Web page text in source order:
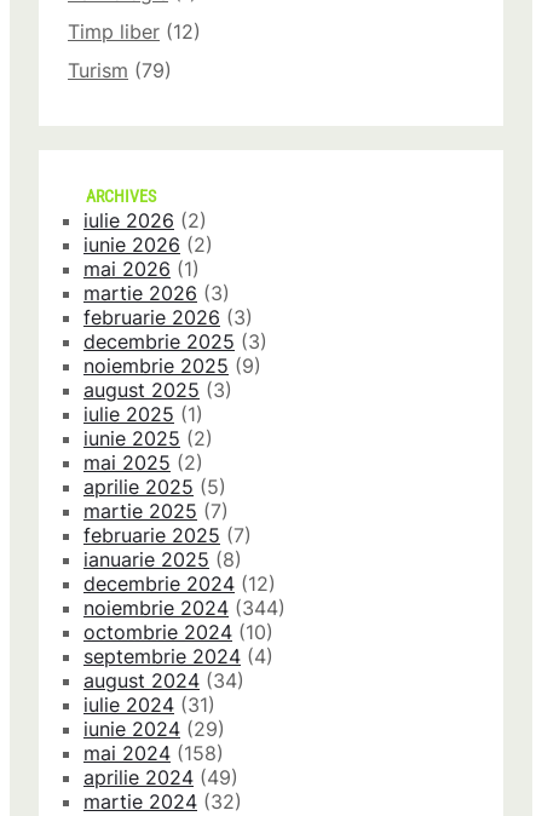
Timp liber (12)
Turism (79)
ARCHIVES
iulie 2026 (2)
iunie 2026 (2)
mai 2026 (1)
martie 2026 (3)
februarie 2026 (3)
decembrie 2025 (3)
noiembrie 2025 (9)
august 2025 (3)
iulie 2025 (1)
iunie 2025 (2)
mai 2025 (2)
aprilie 2025 (5)
martie 2025 (7)
februarie 2025 (7)
ianuarie 2025 (8)
decembrie 2024 (12)
noiembrie 2024 (344)
octombrie 2024 (10)
septembrie 2024 (4)
august 2024 (34)
iulie 2024 (31)
iunie 2024 (29)
mai 2024 (158)
aprilie 2024 (49)
martie 2024 (32)